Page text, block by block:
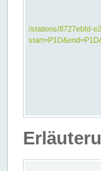
/stations/8727ebfd-